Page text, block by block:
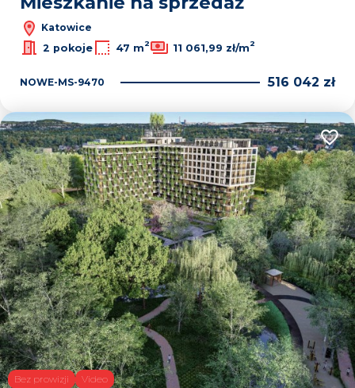
Katowice
2 pokoje
47 m2 11 061,99 zł/m2
NOWE-MS-9470 516 042 zł
Bez prowizji Video